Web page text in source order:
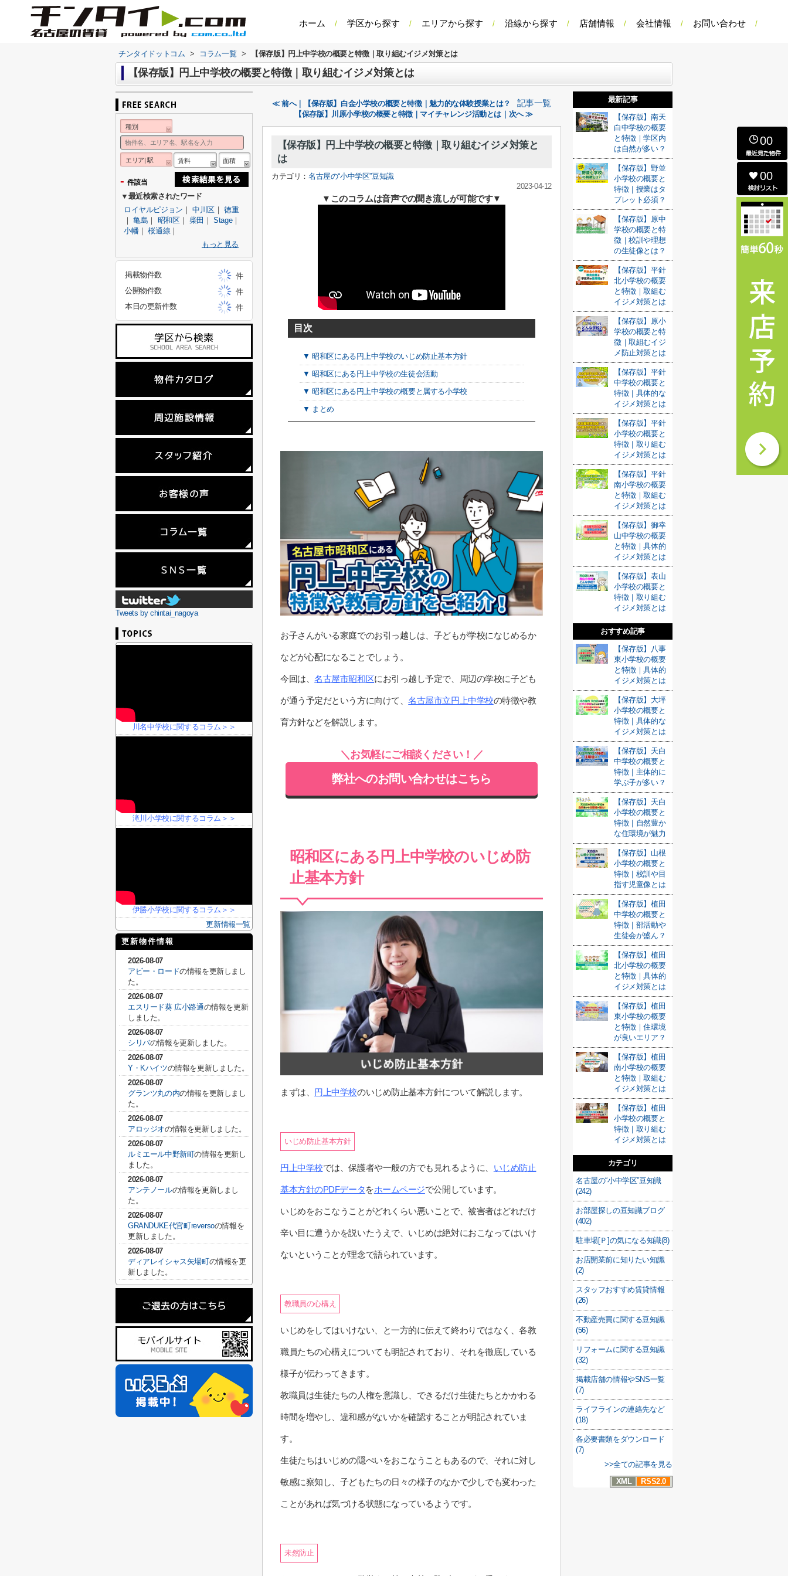
ホーム 学区から探す エリアから探す 沿線から探す 店舗情報 会社情報 お問い合わせ
チンタイドットコム > コラム一覧 > 【保存版】円上中学校の概要と特徴｜取り組むイジメ対策とは
【保存版】円上中学校の概要と特徴｜取り組むイジメ対策とは
≪ 前へ｜【保存版】白金小学校の概要と特徴｜魅力的な体験授業とは？ 記事一覧
【保存版】川原小学校の概要と特徴｜マイチャレンジ活動とは｜次へ ≫
【保存版】円上中学校の概要と特徴｜取り組むイジメ対策と
は
カテゴリ：名古屋の“小中学区”豆知識
2023-04-12
▼ このコラムは音声での聞き流しが可能です▼
目次
▼ 昭和区にある円上中学校のいじめ防止基本方針
▼ 昭和区にある円上中学校の生徒会活動
▼ 昭和区にある円上中学校の概要と属する小学校
▼ まとめ
お子さんがいる家庭でのお引っ越しは、子どもが学校になじめるか
などが心配になることでしょう。
今回は、名古屋市昭和区にお引っ越し予定で、周辺の学校に子ども
が通う予定だという方に向けて、名古屋市立円上中学校の特徴や教
育方針などを解説します。
＼お気軽にご相談ください！／
弊社へのお問い合わせはこちら
昭和区にある円上中学校のいじめ防
止基本方針
まずは、 円上中学校のいじめ防止基本方針について解説します。
いじめ防止基本方針
円上中学校では、保護者や一般の方でも見れるように、 いじめ防止
基本方針のPDFデータをホームページで公開しています。
いじめをおこなうことがどれくらい悪いことで、被害者はどれだけ
辛い目に遭うかを説いたうえで、いじめは絶対におこなってはいけ
ないということが理念で語られています。
教職員の心構え
いじめをしてはいけない、と一方的に伝えて終わりではなく、各教
職員たちの心構えについても明記されており、それを徹底している
様子が伝わってきます。
教職員は生徒たちの人権を意識し、できるだけ生徒たちとかかわる
時間を増やし、違和感がないかを確認することが明記されていま
す。
生徒たちはいじめの隠ぺいをおこなうこともあるので、それに対し
敏感に察知し、子どもたちの日々の様子のなかで少しでも変わった
ことがあれば気づける状態になっているようです。
未然防止
最新記事
【保存版】南天
白中学校の概要
と特徴｜学区内
は自然が多い？
【保存版】野並
小学校の概要と
特徴｜授業はタ
ブレット必須？
【保存版】原中
学校の概要と特
徴｜校訓や理想
の生徒像とは？
【保存版】平針
北小学校の概要
と特徴｜取組む
イジメ対策とは
【保存版】原小
学校の概要と特
徴｜取組むイジ
メ防止対策とは
【保存版】平針
中学校の概要と
特徴｜具体的な
イジメ対策とは
【保存版】平針
小学校の概要と
特徴｜取り組む
イジメ対策とは
【保存版】平針
南小学校の概要
と特徴｜取組む
イジメ対策とは
【保存版】御幸
山中学校の概要
と特徴｜具体的
イジメ対策とは
【保存版】表山
小学校の概要と
特徴｜取り組む
イジメ対策とは
おすすめ記事
【保存版】八事
東小学校の概要
と特徴｜具体的
イジメ対策とは
【保存版】大坪
小学校の概要と
特徴｜具体的な
イジメ対策とは
【保存版】天白
中学校の概要と
特徴｜主体的に
学ぶ子が多い？
【保存版】天白
小学校の概要と
特徴｜自然豊か
な住環境が魅力
【保存版】山根
小学校の概要と
特徴｜校訓や目
指す児童像とは
【保存版】植田
中学校の概要と
特徴｜部活動や
生徒会が盛ん？
【保存版】植田
北小学校の概要
と特徴｜具体的
イジメ対策とは
【保存版】植田
東小学校の概要
と特徴｜住環境
が良いエリア？
【保存版】植田
南小学校の概要
と特徴｜取組む
イジメ対策とは
【保存版】植田
小学校の概要と
特徴｜取り組む
イジメ対策とは
カテゴリ
名古屋の“小中学区”豆知識
(242)
お部屋探しの豆知識ブログ
(402)
駐車場[Ｐ]の気になる知識(8)
お店開業前に知りたい知識
(2)
スタッフおすすめ賃貸情報
(26)
不動産売買に関する豆知識
(56)
リフォームに関する豆知識
(32)
掲載店舗の情報やSNS一覧
(7)
ライフラインの連絡先など
(18)
各必要書類をダウンロード
(7)
>>全ての記事を見る
XML
RSS2.0
種別
エリア| 駅 賃料 面積
- 件該当
▼最近検索されたワード
ロイヤルピジョン ｜中川区｜徳重
｜亀島 ｜ 昭和区｜ 柴田 ｜Stage｜
小幡 ｜桜通線 ｜
もっと見る
掲載物件数
件
公開物件数
件
本日の更新件数
件
Tweets by chintai_nagoya
川名中学校に関するコラム＞＞
滝川小学校に関するコラム＞＞
伊勝小学校に関するコラム＞＞
更新情報一覧
更新物件情報
2026-08-07
アビー・ロードの情報を更新しまし
た。
2026-08-07
エスリード葵 広小路通の情報を更新
しました。
2026-08-07
シリバの情報を更新しました。
2026-08-07
Y・Kハイツの情報を更新しました。
2026-08-07
グランツ丸の内の情報を更新しまし
た。
2026-08-07
アロッジオの情報を更新しました。
2026-08-07
ルミエール中野新町の情報を更新し
ました。
2026-08-07
アンテノールの情報を更新しまし
た。
2026-08-07
GRANDUKE代官町reversoの情報を
更新しました。
2026-08-07
ディアレイシャス矢場町の情報を更
新しました。
00
00